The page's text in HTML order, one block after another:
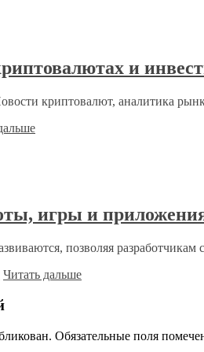
и
криптовалют, аналитика
игры и
позволяя разработчикам
Читать дальше
Обязательные поля